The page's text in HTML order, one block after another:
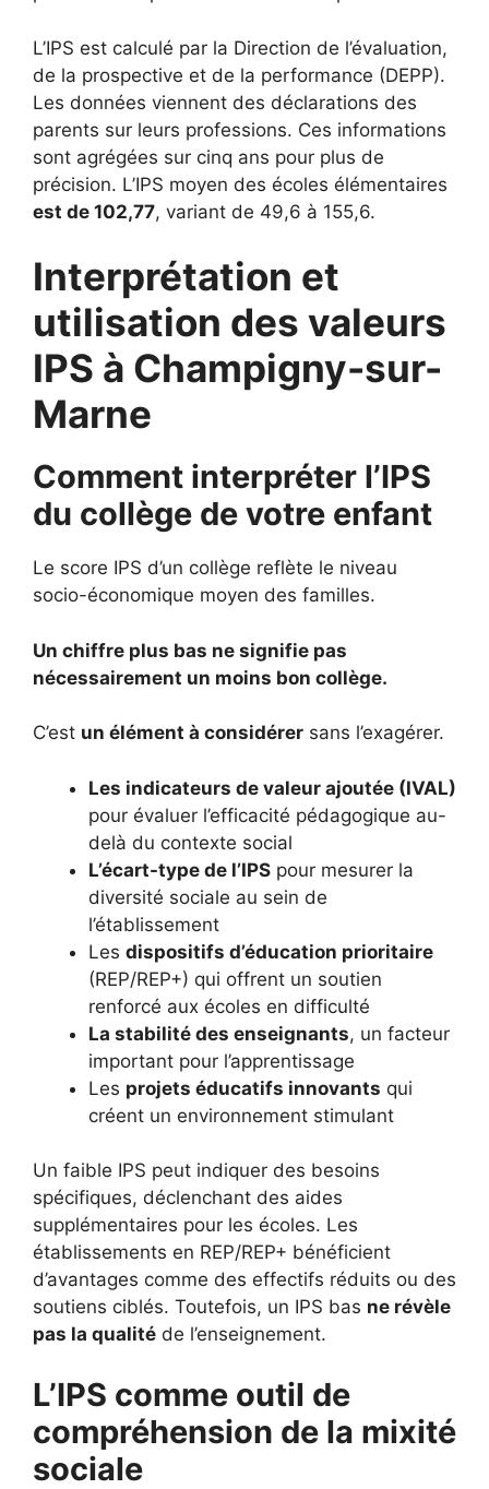
L’IPS est calculé par la Direction de l’évaluation,
de la prospective et de la performance (DEPP).
Les données viennent des déclarations des
parents sur leurs professions. Ces informations
sont agrégées sur cinq ans pour plus de
précision. L’IPS moyen des écoles élémentaires
est de 102,77, variant de 49,6 à 155,6.
Interprétation et
utilisation des valeurs
IPS à Champigny-sur-
Marne
Comment interpréter l’IPS
du collège de votre enfant
Le score IPS d’un collège reflète le niveau
socio-économique moyen des familles.
Un chiffre plus bas ne signifie pas
nécessairement un moins bon collège.
C’est un élément à considérer sans l’exagérer.
Les indicateurs de valeur ajoutée (IVAL)
pour évaluer l’efficacité pédagogique au-
delà du contexte social
L’écart-type de l’IPS pour mesurer la
diversité sociale au sein de
l’établissement
Les dispositifs d’éducation prioritaire
(REP/REP+) qui offrent un soutien
renforcé aux écoles en difficulté
La stabilité des enseignants, un facteur
important pour l’apprentissage
Les projets éducatifs innovants qui
créent un environnement stimulant
Un faible IPS peut indiquer des besoins
spécifiques, déclenchant des aides
supplémentaires pour les écoles. Les
établissements en REP/REP+ bénéficient
d’avantages comme des effectifs réduits ou des
soutiens ciblés. Toutefois, un IPS bas ne révèle
pas la qualité de l’enseignement.
L’IPS comme outil de
compréhension de la mixité
sociale